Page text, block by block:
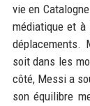
vie en
médiatique et
déplacements.
soit dans les
côté, Messi a
son équilibre